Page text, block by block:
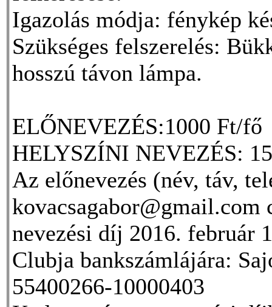
Igazolás módja: fénykép
Szükséges felszerelés:
hosszú távon lámpa.
ELŐNEVEZÉS:1000 Ft/fő
HELYSZÍNI NEVEZÉS:
Az előnevezés (név, táv,
kovacsagabor@gmail.com
nevezési díj 2016. február
Clubja bankszámlájára:
55400266-10000403